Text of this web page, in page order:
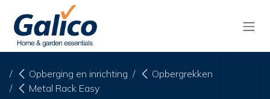
Overslaan naar inhoud
Opberging en inrichting
Opbergrekken
Metal Rack Easy